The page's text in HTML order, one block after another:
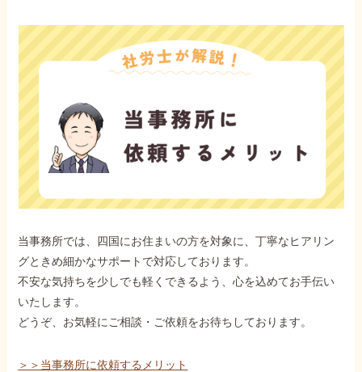
当事務所では、四国にお住まいの方を対象に、丁寧なヒアリン
グときめ細かなサポートで対応しております。
不安な気持ちを少しでも軽くできるよう、心を込めてお手伝い
いたします。
どうぞ、お気軽にご相談・ご依頼をお待ちしております。
＞＞当事務所に依頼するメリット